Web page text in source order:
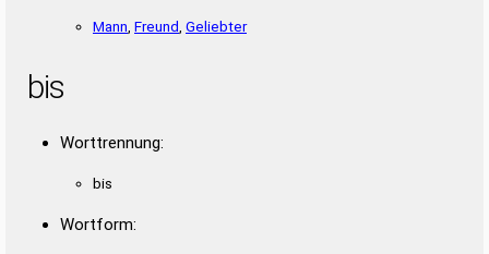
Mann Freund Geliebter
bis
Worttrennung:
bis
Wortform: